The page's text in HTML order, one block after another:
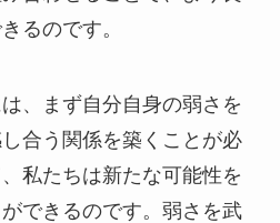
るのです。
、まず自分自身の弱さを
合う関係を築くことが必
私たちは新たな可能性を
できるのです。弱さを武